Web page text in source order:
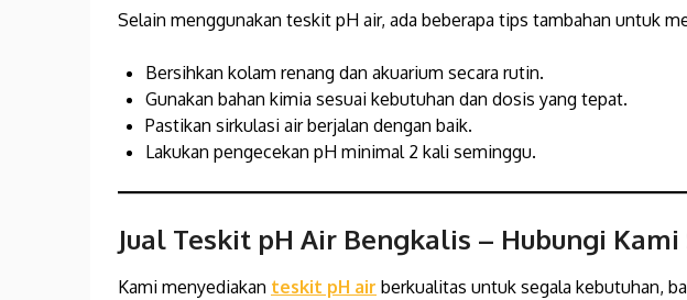
Selain menggunakan teskit pH air, ada beberapa tips tambahan untuk
Bersihkan kolam renang dan akuarium secara rutin.
Gunakan bahan kimia sesuai kebutuhan dan dosis yang tepat.
Pastikan sirkulasi air berjalan dengan baik.
Lakukan pengecekan pH minimal 2 kali seminggu.
Jual Teskit pH Air Bengkalis – Hubungi Kami
Kami menyediakan teskit pH air berkualitas untuk segala kebutuhan,